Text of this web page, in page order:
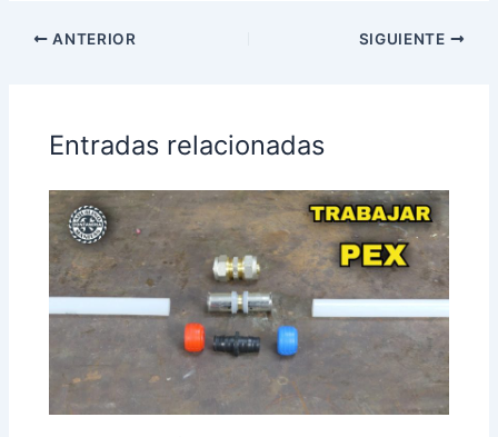
ANTERIOR SIGUIENTE
Entradas relacionadas